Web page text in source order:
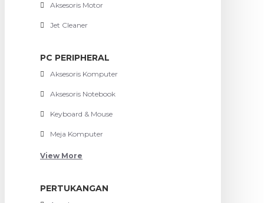
Aksesoris Motor
Jet Cleaner
PC PERIPHERAL
Aksesoris Komputer
Aksesoris Notebook
Keyboard & Mouse
Meja Komputer
View More
PERTUKANGAN